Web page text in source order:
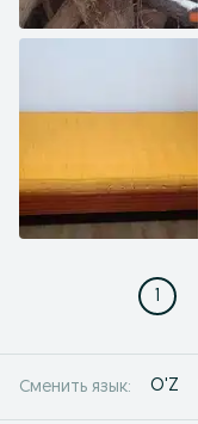
1
Сменить язык: O'Z